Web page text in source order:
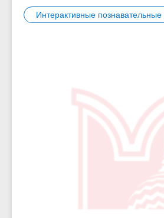
Интерактивные